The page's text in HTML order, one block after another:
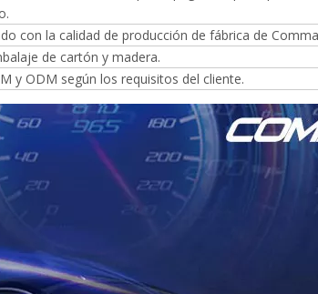
con la calidad de producción de fábrica de
de cartón y madera.
y ODM según los requisitos del cliente.